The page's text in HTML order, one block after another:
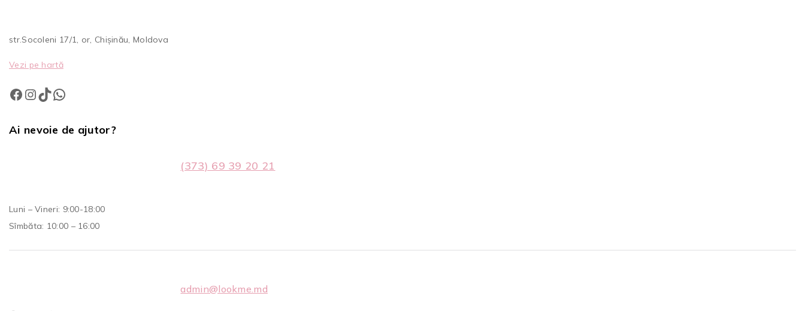
str.Socoleni 17/1, or, Chișinău, Moldova
Vezi pe hartă
Ai nevoie de ajutor?
(373) 69 39 20 21
Luni – Vineri: 9:00-18:00
Sîmbăta: 10:00 – 16:00
admin@lookme.md